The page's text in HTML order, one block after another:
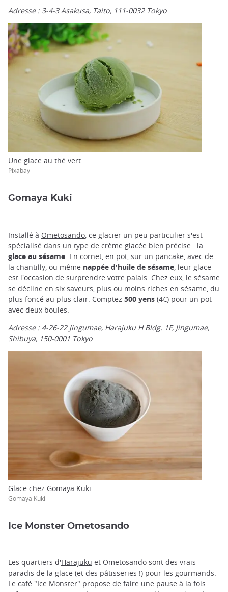
Adresse : 3-4-3 Asakusa, Taito, 111-0032 Tokyo
Une glace au thé vert
Pixabay
Gomaya Kuki
Installé à Ometosando , ce glacier un peu particulier s'est
spécialisé dans un type de crème glacée bien précise : la
glace au sésame . En cornet, en pot, sur un pancake, avec de
la chantilly, ou même nappée d'huile de sésame , leur glace
est l'occasion de surprendre votre palais. Chez eux, le sésame
se décline en six saveurs, plus ou moins riches en sésame, du
plus foncé au plus clair. Comptez 500 yens (4€) pour un pot
avec deux boules.
Adresse : 4-26-22 Jingumae, Harajuku H Bldg. 1F, Jingumae,
Shibuya, 150-0001 Tokyo
Glace chez Gomaya Kuki
Gomaya Kuki
Ice Monster Ometosando
Les quartiers d'Harajuku et Ometosando sont des vrais
paradis de la glace (et des pâtisseries !) pour les gourmands.
Le café "Ice Monster" propose de faire une pause à la fois